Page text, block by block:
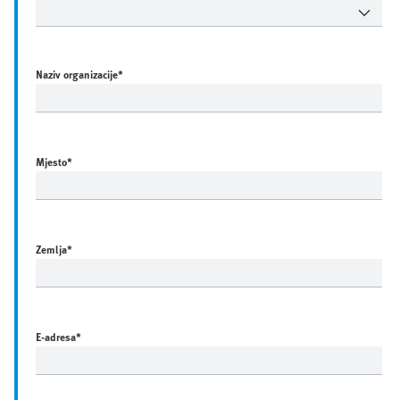
Naziv organizacije*
Mjesto*
Zemlja*
E-adresa*